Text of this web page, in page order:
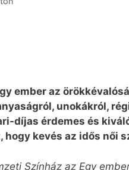
ember az
unokákról,
díjas érdemes és
kevés az idős női
Színház az Egy